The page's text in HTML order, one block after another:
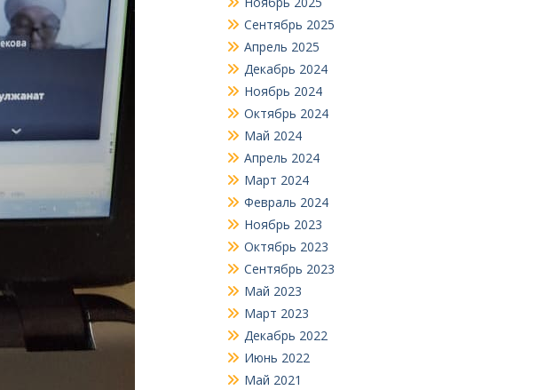
Сентябрь 2025
Апрель 2025
Декабрь 2024
Ноябрь 2024
Октябрь 2024
Май 2024
Апрель 2024
Март 2024
Февраль 2024
Ноябрь 2023
Октябрь 2023
Сентябрь 2023
Май 2023
Март 2023
Декабрь 2022
Июнь 2022
Май 2021